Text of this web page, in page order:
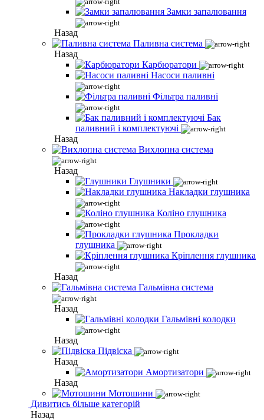
Замки запалювання
Назад
Паливна система
Назад
Карбюратори
Насоси паливні
Фільтра паливні
Бак
паливний і комплектуючі
Назад
Вихлопна система
Назад
Глушники
Накладки глушника
Коліно глушника
Прокладки
глушника
Кріплення глушника
Назад
Гальмівна система
Назад
Гальмівні колодки
Назад
Підвіска
Назад
Амортизатори
Назад
Мотошини
Дивитись більше категорій
Назад